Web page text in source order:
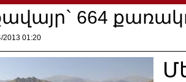
664
01:20